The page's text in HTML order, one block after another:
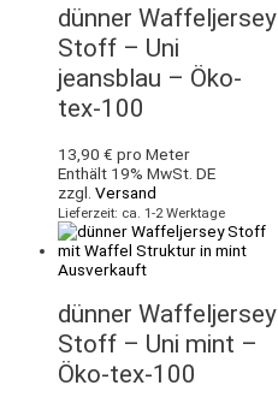
dünner Waffeljersey
Stoff – Uni
jeansblau – Öko-
tex-100
13,90 € pro Meter
Enthält 19% MwSt. DE
zzgl. Versand
Lieferzeit: ca. 1-2 Werktage
Ausverkauft
dünner Waffeljersey
Stoff – Uni mint –
Öko-tex-100